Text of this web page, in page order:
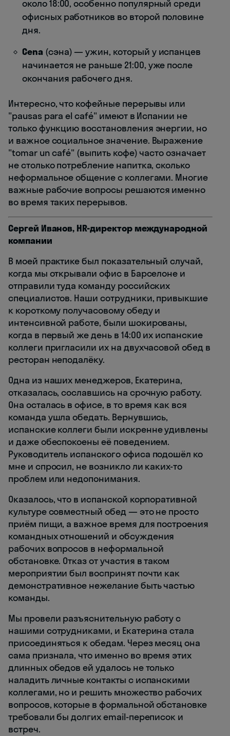
около 18:00, особенно популярный среди
офисных работников во второй половине
дня.
Cena (сэна) — ужин, который у испанцев
начинается не раньше 21:00, уже после
окончания рабочего дня.
Интересно, что кофейные перерывы или
"pausas para el café" имеют в Испании не
только функцию восстановления энергии, но
и важное социальное значение. Выражение
"tomar un café" (выпить кофе) часто означает
не столько потребление напитка, сколько
неформальное общение с коллегами. Многие
важные рабочие вопросы решаются именно
во время таких перерывов.
Сергей Иванов, HR-директор международной
компании
В моей практике был показательный случай,
когда мы открывали офис в Барселоне и
отправили туда команду российских
специалистов. Наши сотрудники, привыкшие
к короткому получасовому обеду и
интенсивной работе, были шокированы,
когда в первый же день в 14:00 их испанские
коллеги пригласили их на двухчасовой обед в
ресторан неподалёку.
Одна из наших менеджеров, Екатерина,
отказалась, сославшись на срочную работу.
Она осталась в офисе, в то время как вся
команда ушла обедать. Вернувшись,
испанские коллеги были искренне удивлены
и даже обеспокоены её поведением.
Руководитель испанского офиса подошёл ко
мне и спросил, не возникло ли каких-то
проблем или недопонимания.
Оказалось, что в испанской корпоративной
культуре совместный обед — это не просто
приём пищи, а важное время для построения
командных отношений и обсуждения
рабочих вопросов в неформальной
обстановке. Отказ от участия в таком
мероприятии был воспринят почти как
демонстративное нежелание быть частью
команды.
Мы провели разъяснительную работу с
нашими сотрудниками, и Екатерина стала
присоединяться к обедам. Через месяц она
сама признала, что именно во время этих
длинных обедов ей удалось не только
наладить личные контакты с испанскими
коллегами, но и решить множество рабочих
вопросов, которые в формальной обстановке
требовали бы долгих email-переписок и
встреч.